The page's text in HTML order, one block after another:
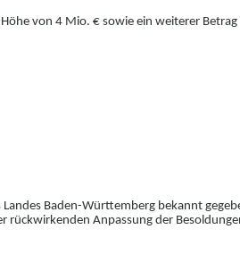
von 4 Mio. € sowie ein weiterer Betrag
Baden-Württemberg bekannt
rückwirkenden Anpassung der